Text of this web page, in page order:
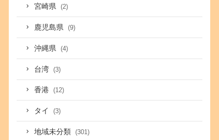
宮崎県 (2)
鹿児島県 (9)
沖縄県 (4)
台湾 (3)
香港 (12)
タイ (3)
地域未分類 (301)